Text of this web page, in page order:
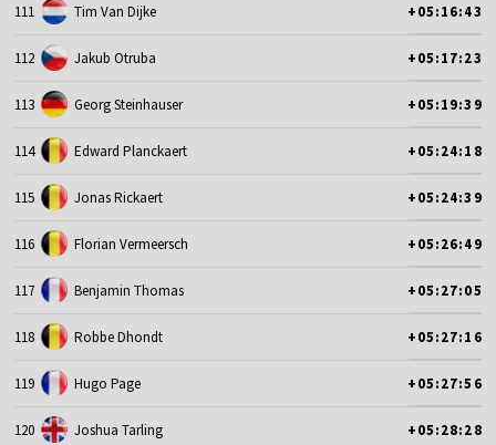
111 Tim Van Dijke +05:16:43
112 Jakub Otruba +05:17:23
113 Georg Steinhauser +05:19:39
114 Edward Planckaert +05:24:18
115 Jonas Rickaert +05:24:39
116 Florian Vermeersch +05:26:49
117 Benjamin Thomas +05:27:05
118 Robbe Dhondt +05:27:16
119 Hugo Page +05:27:56
120 Joshua Tarling +05:28:28